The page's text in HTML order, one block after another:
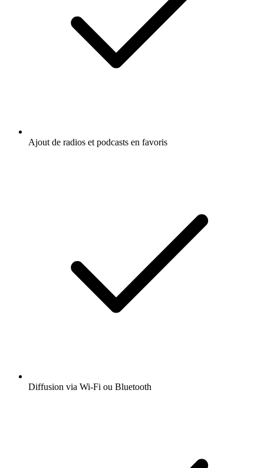
Ajout de radios et podcasts en favoris
Diffusion via Wi-Fi ou Bluetooth